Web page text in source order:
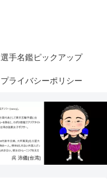
選手名鑑ピックアップ
プライバシーポリシー